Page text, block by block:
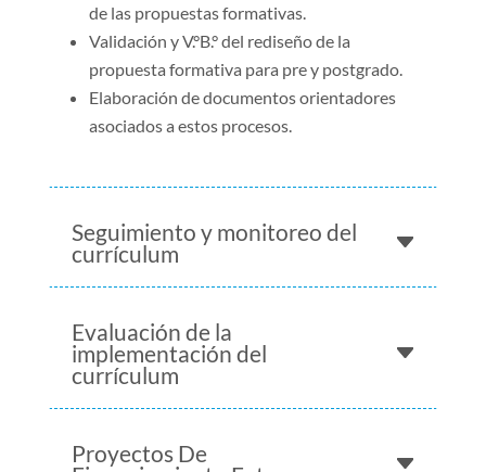
de las propuestas formativas.
Validación y V.°B.° del rediseño de la
propuesta formativa para pre y postgrado.
Elaboración de documentos orientadores
asociados a estos procesos.
Seguimiento y monitoreo del
currículum
Evaluación de la
implementación del
currículum
Proyectos De